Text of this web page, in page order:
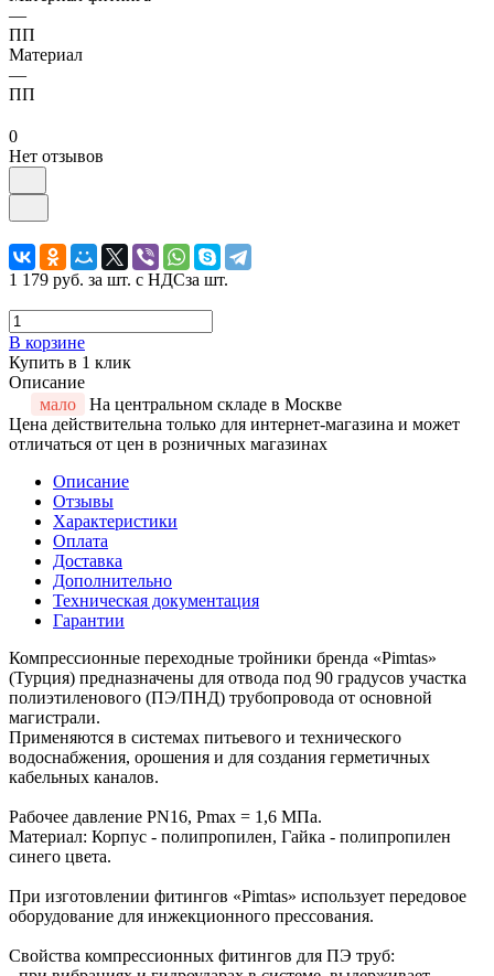
—
ПП
Материал
—
ПП
0
Нет отзывов
1 179 руб. за шт. с НДСза шт.
В корзине
Купить в 1 клик
Описание
мало
На центральном складе в Москве
Цена действительна только для интернет-магазина и может
отличаться от цен в розничных магазинах
Описание
Отзывы
Характеристики
Оплата
Доставка
Дополнительно
Техническая документация
Гарантии
Компрессионные переходные тройники бренда «Pimtas»
(Турция) предназначены для отвода под 90 градусов участка
полиэтиленового (ПЭ/ПНД) трубопровода от основной
магистрали.
Применяются в системах питьевого и технического
водоснабжения, орошения и для создания герметичных
кабельных каналов.
Рабочее давление PN16, Рmax = 1,6 МПа.
Материал: Корпус - полипропилен, Гайка - полипропилен
синего цвета.
При изготовлении фитингов «Pimtas» использует передовое
оборудование для инжекционного прессования.
Свойства компрессионных фитингов для ПЭ труб: